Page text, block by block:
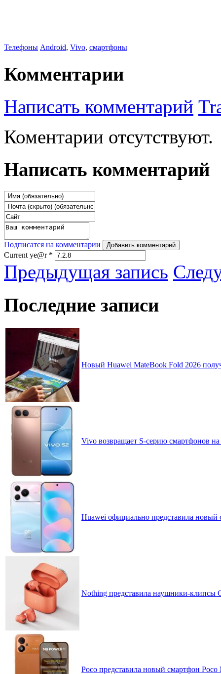
Телефоны Android, Vivo, смартфоны
Комментарии
Написать комментарий
Коментарии отсутствуют.
Написать комментарий
Подписатся на комментарии Добавить комментарий
Current ye@r *
Предыдущая запись
Последние записи
Новый Huawei MateBook Fold 2026
Vivo возвращает S-серию смартфонов
Huawei официально представила
Nothing представила наушники-клипсы
Poco представила новый смартфон